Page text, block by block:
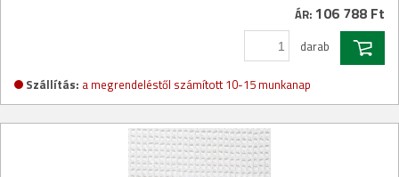
ÁR: 106 788 Ft
darab
Szállítás: a megrendeléstől számított 10-15 munkanap